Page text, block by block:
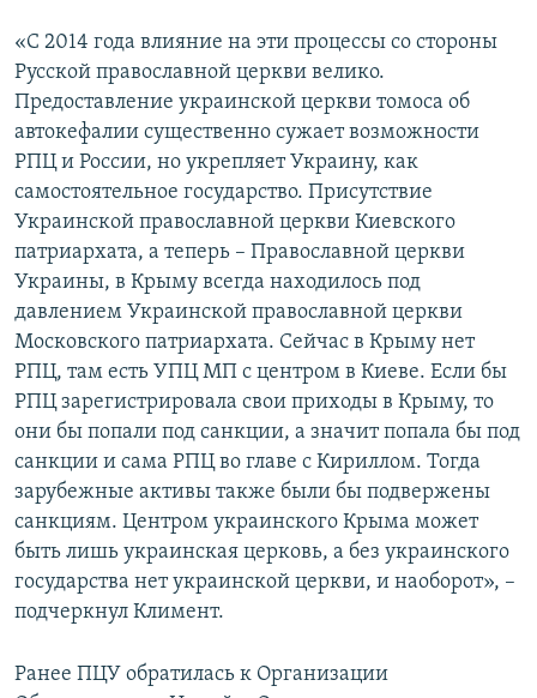
«С 2014 года влияние на эти процессы со стороны
Русской православной церкви велико.
Предоставление украинской церкви томоса об
автокефалии существенно сужает возможности
РПЦ и России, но укрепляет Украину, как
самостоятельное государство. Присутствие
Украинской православной церкви Киевского
патриархата, а теперь – Православной церкви
Украины, в Крыму всегда находилось под
давлением Украинской православной церкви
Московского патриархата. Сейчас в Крыму нет
РПЦ, там есть УПЦ МП с центром в Киеве. Если бы
РПЦ зарегистрировала свои приходы в Крыму, то
они бы попали под санкции, а значит попала бы под
санкции и сама РПЦ во главе с Кириллом. Тогда
зарубежные активы также были бы подвержены
санкциям. Центром украинского Крыма может
быть лишь украинская церковь, а без украинского
государства нет украинской церкви, и наоборот», –
подчеркнул Климент.
Ранее ПЦУ обратилась к Организации